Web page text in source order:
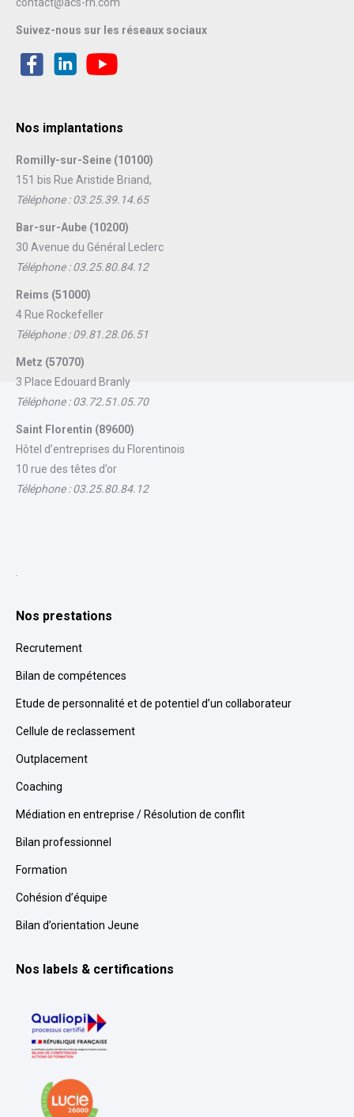
Suivez-nous sur les réseaux sociaux
Nos implantations
Romilly-sur-Seine (10100)
151 bis Rue Aristide Briand,
Téléphone : 03.25.39.14.65
Bar-sur-Aube (10200)
30 Avenue du Général Leclerc
Téléphone : 03.25.80.84.12
Reims (51000)
4 Rue Rockefeller
Téléphone : 09.81.28.06.51
Metz (57070)
3 Place Edouard Branly
Téléphone : 03.72.51.05.70
Saint Florentin (89600)
Hôtel d’entreprises du Florentinois
10 rue des têtes d’or
Téléphone : 03.25.80.84.12
Nos prestations
Recrutement
Bilan de compétences
Etude de personnalité et de potentiel d’un collaborateur
Cellule de reclassement
Outplacement
Coaching
Médiation en entreprise / Résolution de conflit
Bilan professionnel
Formation
Cohésion d’équipe
Bilan d’orientation Jeune
Nos labels & certifications